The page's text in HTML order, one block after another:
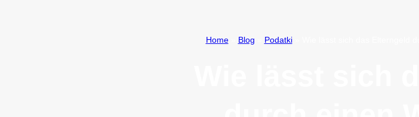
Home» Blog Podatki»